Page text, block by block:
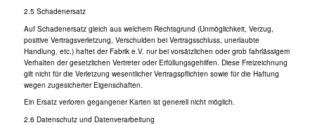
2.5 Schadenersatz
Auf Schadenersatz gleich aus welchem Rechtsgrund (Unmöglichkeit, Verzug,
positive Vertragsverletzung, Verschulden bei Vertragsschluss, unerlaubte
Handlung, etc.) haftet der Fabrik e.V. nur bei vorsätzlichen oder grob fahrlässigem
Verhalten der gesetzlichen Vertreter oder Erfüllungsgehilfen. Diese Freizeichnung
gilt nicht für die Verletzung wesentlicher Vertragspflichten sowie für die Haftung
wegen zugesicherter Eigenschaften.
Ein Ersatz verloren gegangener Karten ist generell nicht möglich.
2.6 Datenschutz und Datenverarbeitung